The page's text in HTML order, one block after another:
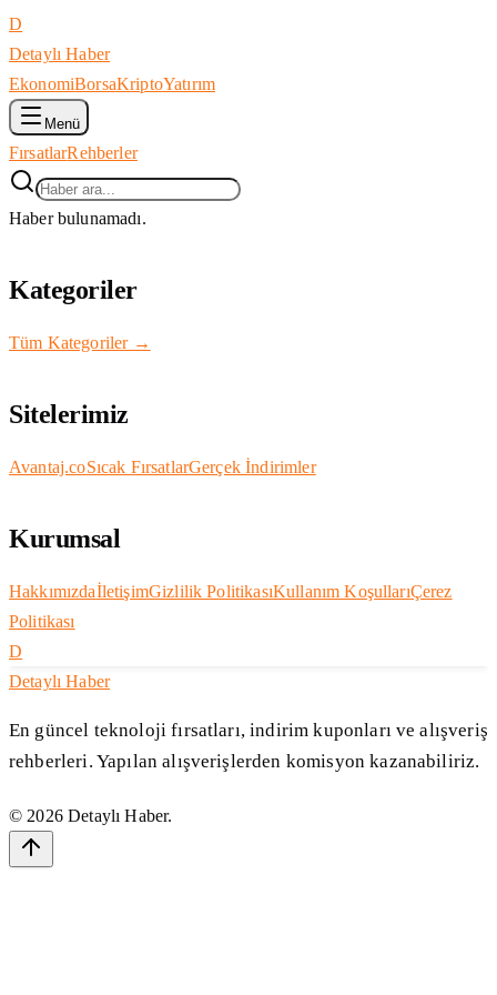
D
Detaylı Haber
EkonomiBorsaKriptoYatırım
Menü
FırsatlarRehberler
Haber bulunamadı.
Kategoriler
Tüm Kategoriler →
Sitelerimiz
Avantaj.coSıcak FırsatlarGerçek İndirimler
Kurumsal
HakkımızdaİletişimGizlilik PolitikasıKullanım KoşullarıÇerez
Politikası
D
Detaylı Haber
En güncel teknoloji fırsatları, indirim kuponları ve alışveriş
rehberleri. Yapılan alışverişlerden komisyon kazanabiliriz.
© 2026 Detaylı Haber.